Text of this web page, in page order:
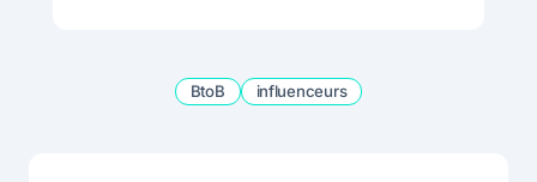
BtoB influenceurs